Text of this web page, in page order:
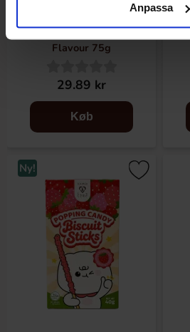
Anpassa
Flavour 75g
29.89 kr
Køb
Ny!